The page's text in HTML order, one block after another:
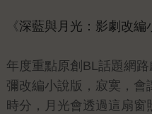
《深藍與月光：影劇改編
年度重點原創BL話題網
彌改編小說版，寂寞，會
時分，月光會透過這扇窗